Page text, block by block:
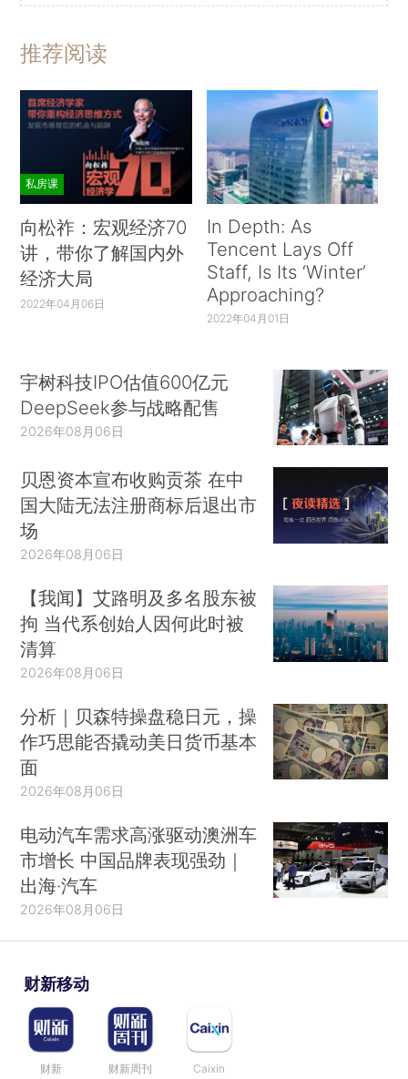
推荐阅读
私房课
向松祚：宏观经济70
讲，带你了解国内外
经济大局
2022年04月06日
In Depth: As
Tencent Lays Off
Staff, Is Its ‘Winter’
Approaching?
2022年04月01日
宇树科技IPO估值600亿元
DeepSeek参与战略配售
2026年08月06日
贝恩资本宣布收购贡茶 在中
国大陆无法注册商标后退出市
场
2026年08月06日
【我闻】艾路明及多名股东被
拘 当代系创始人因何此时被
清算
2026年08月06日
分析｜贝森特操盘稳日元，操
作巧思能否撬动美日货币基本
面
2026年08月06日
电动汽车需求高涨驱动澳洲车
市增长 中国品牌表现强劲｜
出海·汽车
2026年08月06日
财新移动
财新 财新周刊 Caixin